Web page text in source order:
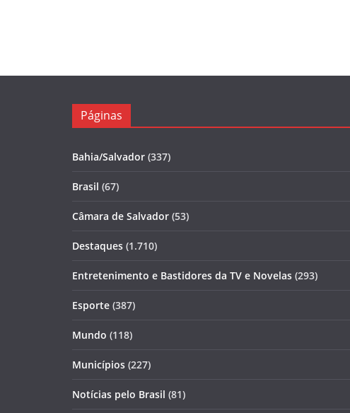
Páginas
Bahia/Salvador (337)
Brasil (67)
Câmara de Salvador (53)
Destaques (1.710)
Entretenimento e Bastidores da TV e Novelas (293)
Esporte (387)
Mundo (118)
Municípios (227)
Notícias pelo Brasil (81)